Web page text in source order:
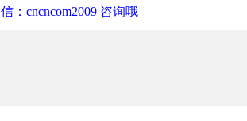
信：cncncom2009 咨询哦